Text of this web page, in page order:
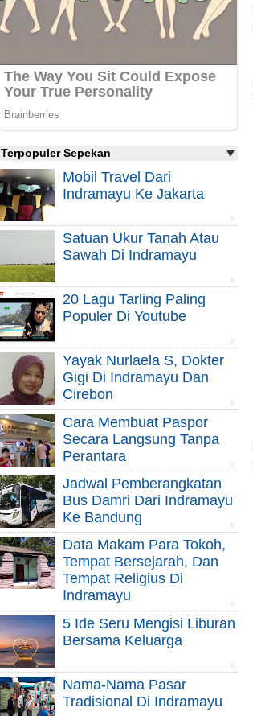
Terpopuler Sepekan
Mobil Travel Dari
Indramayu Ke Jakarta
Satuan Ukur Tanah Atau
Sawah Di Indramayu
20 Lagu Tarling Paling
Populer Di Youtube
Yayak Nurlaela S, Dokter
Gigi Di Indramayu Dan
Cirebon
Cara Membuat Paspor
Secara Langsung Tanpa
Perantara
Jadwal Pemberangkatan
Bus Damri Dari Indramayu
Ke Bandung
Data Makam Para Tokoh,
Tempat Bersejarah, Dan
Tempat Religius Di
Indramayu
5 Ide Seru Mengisi Liburan
Bersama Keluarga
Nama-Nama Pasar
Tradisional Di Indramayu